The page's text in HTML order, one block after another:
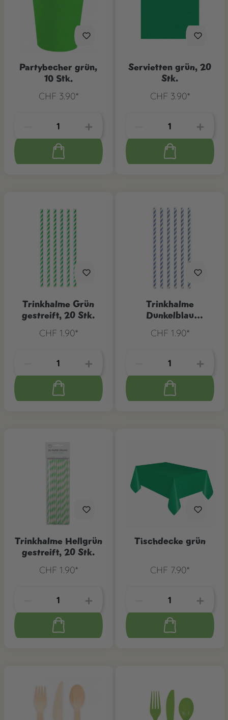
Partybecher grün,
10 Stk.
CHF 3.90*
Servietten grün, 20
Stk.
CHF 3.90*
Trinkhalme Grün
gestreift, 20 Stk.
CHF 1.90*
Trinkhalme
Dunkelblau
CHF 1.90*
Trinkhalme Hellgrün
gestreift, 20 Stk.
CHF 1.90*
Tischdecke grün
CHF 7.90*